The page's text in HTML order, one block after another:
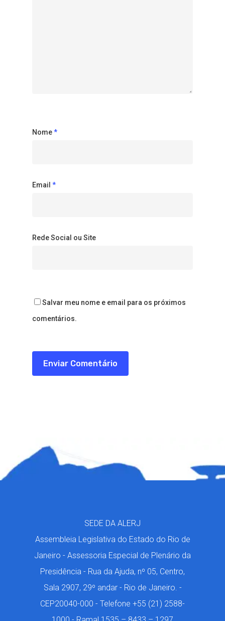
Nome*
Email *
Rede Social ou Site
Salvar meu nome e email para os próximos
comentários.
SEDE DA ALERJ
Assembleia Legislativa do Estado do Rio de
Janeiro - Assessoria Especial de Plenário da
Presidência - Rua da Ajuda, nº 05, Centro,
Sala 2907, 29º andar - Rio de Janeiro. -
CEP20040-000 - Telefone +55 (21) 2588-